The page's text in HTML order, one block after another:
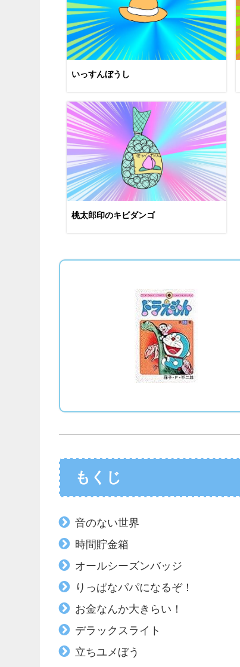
いっすんぼうし
桃太郎印のキビダンゴ
もくじ
音のない世界
時間貯金箱
オールシーズンバッジ
りっぱなパパになるぞ！
お金なんか大きらい！
デラックスライト
立ちユメぼう